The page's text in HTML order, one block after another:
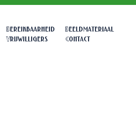
Bereikbaarheid
Beeldmateriaal
Vrijwilligers Contact